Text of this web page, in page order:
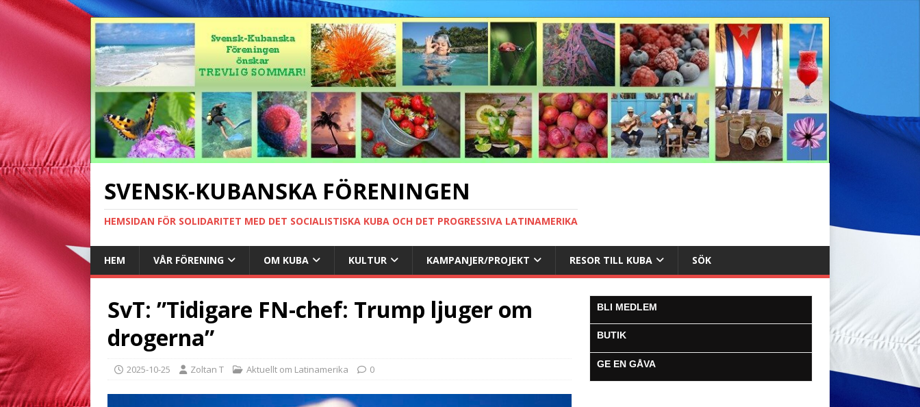
SVENSK-KUBANSKA FÖRENINGEN
HEMSIDAN FÖR SOLIDARITET MED DET SOCIALISTISKA KUBA OCH DET PROGRESSIVA LATINAMERIKA
HEM VÅR FÖRENING OM KUBA KULTUR KAMPANJER/PROJEKT RESOR TILL KUBA SÖK
SvT: ”Tidigare FN-chef: Trump ljuger om
drogerna”
2025-10-25 Zoltan T Aktuellt om Latinamerika 0
BLI MEDLEM
BUTIK
GE EN GÅVA